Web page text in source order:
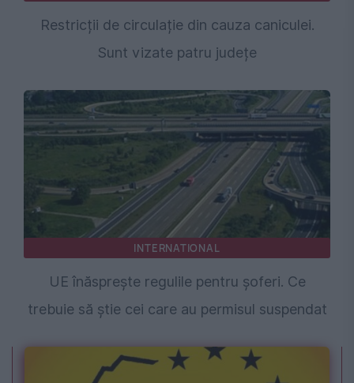
Restricții de circulație din cauza caniculei.
Sunt vizate patru județe
INTERNATIONAL
UE înăsprește regulile pentru șoferi. Ce
trebuie să știe cei care au permisul suspendat